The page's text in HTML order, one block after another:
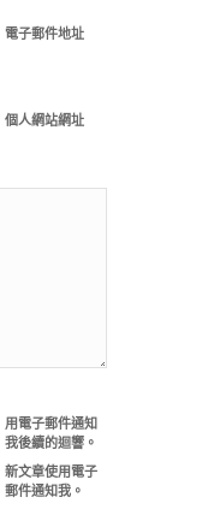
電子郵件地址
個人網站網址
用電子郵件通知
我後續的迴響。
新文章使用電子
郵件通知我。